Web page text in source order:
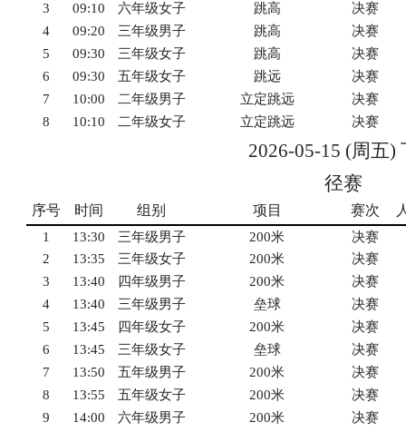
3
09:10 六年级女子 跳高
决赛
4
09:20 三年级男子 跳高
决赛
5
09:30 三年级女子 跳高
决赛
6
09:30 五年级女子 跳远
决赛
7
10:00 二年级男子 立定跳远
决赛
8
10:10 二年级女子 立定跳远 决赛
2026-05-15 (周五)
径赛
序号 时间 组别 项目 赛次
1 13:30 三年级男子 200米
决赛
2
13:35 三年级女子 200米
决赛
3
13:40 四年级男子 200米
决赛
4
13:40 三年级男子 垒球
决赛
5
13:45 四年级女子 200米
决赛
6
13:45 三年级女子 垒球
决赛
7
13:50 五年级男子 200米
决赛
8
13:55 五年级女子 200米
决赛
9
14:00 六年级男子 200米
决赛